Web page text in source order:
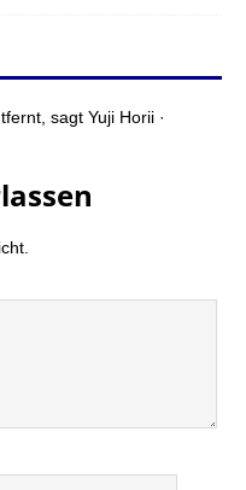
sagt Yuji Horii ·